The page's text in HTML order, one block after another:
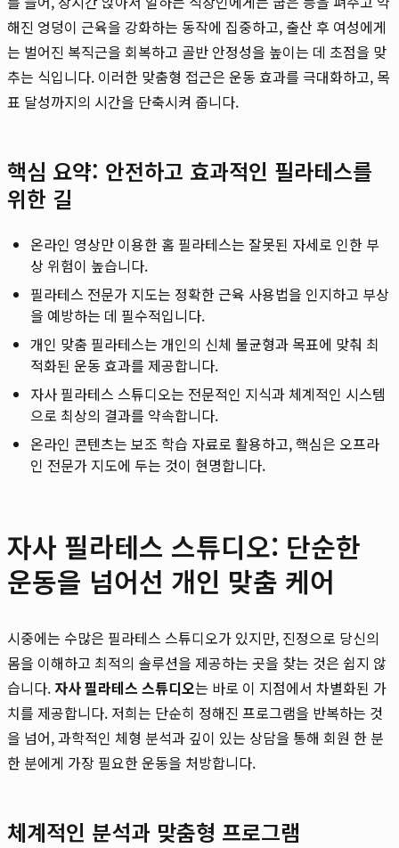
해진 엉덩이 근육을 강화하는 동작에 집중하고, 출산 후 여성에게
는 벌어진 복직근을 회복하고 골반 안정성을 높이는 데 초점을 맞
추는 식입니다. 이러한 맞춤형 접근은 운동 효과를 극대화하고, 목
표 달성까지의 시간을 단축시켜 줍니다.
핵심 요약: 안전하고 효과적인 필라테스를
위한 길
온라인 영상만 이용한 홈 필라테스는 잘못된 자세로 인한 부
상 위험이 높습니다.
필라테스 전문가 지도는 정확한 근육 사용법을 인지하고 부상
을 예방하는 데 필수적입니다.
개인 맞춤 필라테스는 개인의 신체 불균형과 목표에 맞춰 최
적화된 운동 효과를 제공합니다.
자사 필라테스 스튜디오는 전문적인 지식과 체계적인 시스템
으로 최상의 결과를 약속합니다.
온라인 콘텐츠는 보조 학습 자료로 활용하고, 핵심은 오프라
인 전문가 지도에 두는 것이 현명합니다.
자사 필라테스 스튜디오: 단순한
운동을 넘어선 개인 맞춤 케어
시중에는 수많은 필라테스 스튜디오가 있지만, 진정으로 당신의
몸을 이해하고 최적의 솔루션을 제공하는 곳을 찾는 것은 쉽지 않
습니다. 자사 필라테스 스튜디오는 바로 이 지점에서 차별화된 가
치를 제공합니다. 저희는 단순히 정해진 프로그램을 반복하는 것
을 넘어, 과학적인 체형 분석과 깊이 있는 상담을 통해 회원 한 분
한 분에게 가장 필요한 운동을 처방합니다.
체계적인 분석과 맞춤형 프로그램